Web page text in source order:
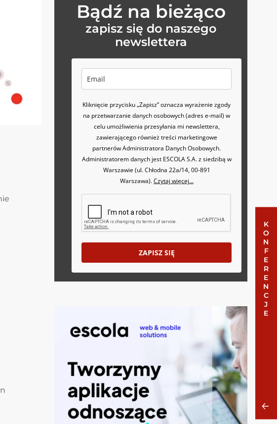
KONFERENCJE
Bądź na bieżąco
zapisz się do naszego
newslettera
Kliknięcie przycisku „Zapisz” oznacza wyrażenie zgody
na przetwarzanie danych osobowych (adres e-mail) w
celu umożliwienia przesyłania mi newslettera,
zawierającego również treści marketingowe
partnerów Administratora Danych Osobowych.
Administratorem danych jest ESCOLA S.A. z siedzibą w
Warszawie (ul. Chłodna 22a/14, 00-891
Warszawa).Czytaj więcej...
ZAPISZ SIĘ